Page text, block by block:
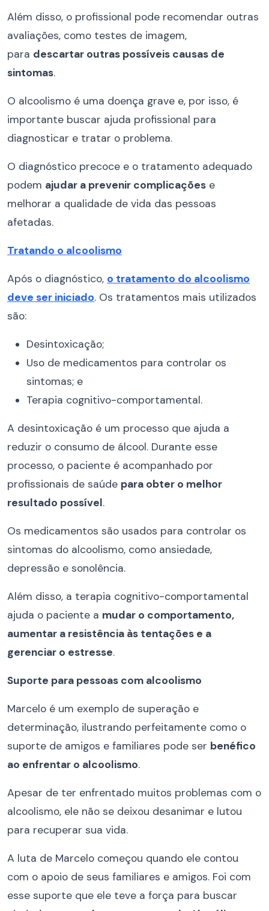
Além disso, o profissional pode recomendar outras
avaliações, como testes de imagem,
para descartar outras possíveis causas de
sintomas.
O alcoolismo é uma doença grave e, por isso, é
importante buscar ajuda profissional para
diagnosticar e tratar o problema.
O diagnóstico precoce e o tratamento adequado
podem ajudar a prevenir complicações e
melhorar a qualidade de vida das pessoas
afetadas.
Tratando o alcoolismo
Após o diagnóstico, o tratamento do alcoolismo
deve ser iniciado. Os tratamentos mais utilizados
são:
Desintoxicação;
Uso de medicamentos para controlar os
sintomas; e
Terapia cognitivo-comportamental.
A desintoxicação é um processo que ajuda a
reduzir o consumo de álcool. Durante esse
processo, o paciente é acompanhado por
profissionais de saúde para obter o melhor
resultado possível.
Os medicamentos são usados para controlar os
sintomas do alcoolismo, como ansiedade,
depressão e sonolência.
Além disso, a terapia cognitivo-comportamental
ajuda o paciente a mudar o comportamento,
aumentar a resistência às tentações e a
gerenciar o estresse.
Suporte para pessoas com alcoolismo
Marcelo é um exemplo de superação e
determinação, ilustrando perfeitamente como o
suporte de amigos e familiares pode ser benéfico
ao enfrentar o alcoolismo.
Apesar de ter enfrentado muitos problemas com o
alcoolismo, ele não se deixou desanimar e lutou
para recuperar sua vida.
A luta de Marcelo começou quando ele contou
com o apoio de seus familiares e amigos. Foi com
esse suporte que ele teve a força para buscar